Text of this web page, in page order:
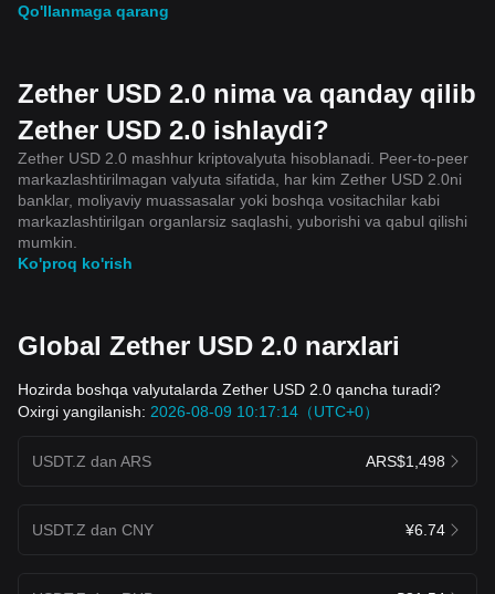
Qo'llanmaga qarang
Zether USD 2.0 nima va qanday qilib
Zether USD 2.0 ishlaydi?
Zether USD 2.0 mashhur kriptovalyuta hisoblanadi. Peer-to-peer
markazlashtirilmagan valyuta sifatida, har kim Zether USD 2.0ni
banklar, moliyaviy muassasalar yoki boshqa vositachilar kabi
markazlashtirilgan organlarsiz saqlashi, yuborishi va qabul qilishi
mumkin.
Ko'proq ko'rish
Global Zether USD 2.0 narxlari
Hozirda boshqa valyutalarda Zether USD 2.0 qancha turadi?
Oxirgi yangilanish: 2026-08-09 10:17:14（UTC+0）
USDT.Z dan ARS ARS$1,498
USDT.Z dan CNY ¥6.74